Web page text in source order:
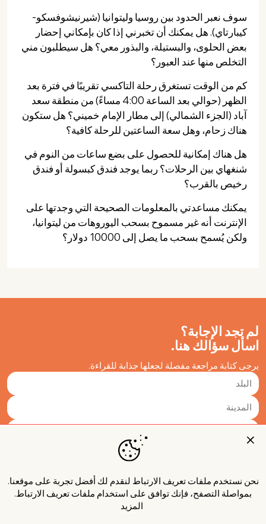
سوف نعبر الحدود بين روسيا وليتوانيا (شيرنيشوفسكو-
كيبارتاي). هل يمكنك أن تخبرني إذا كان بإمكاني إحضار
بعض الحلوى، والبستيلة، والبذور معي؟ هل سيطلبون مني
التخلص منها عند العبور؟
كم من الوقت تستغرق رحلة التاكسي تقريبًا في فترة بعد
الظهر (حوالي بعد الساعة 4:00 مساءً) من منطقة سعد
آباد (الجزء الشمالي) إلى مطار الإمام خميني؟ هل ستكون
هناك زحام، وهل سعة الساعتين للرحلة كافية؟
هل هناك إمكانية للحصول على بضع ساعات من النوم في
شنغهاي بين الرحلات؟ ربما يوجد فندق كبسولة أو فندق
رخيص بالقرب؟
يمكنك مساعدتي بالمعلومات الصحيحة التي وجدتها على
الإنترنت أنه غير مسموح بسحب اليوروهات من ليتوانيا،
ولكن يُسمح بسحب ما يصل إلى 10000 دولار؟
لم تجد الإجابة؟
اسأل سؤالك هنا.
يرجى كتابة مراجعة مفصلة لجعلها جذابة للقراءة.
نحن نستخدم ملفات تعريف الارتباط لنقدم لك أفضل تجربة على موقعنا.
بمواصلة التصفح، فإنك توافق على استخدام ملفات تعريف الارتباط.
المزيد